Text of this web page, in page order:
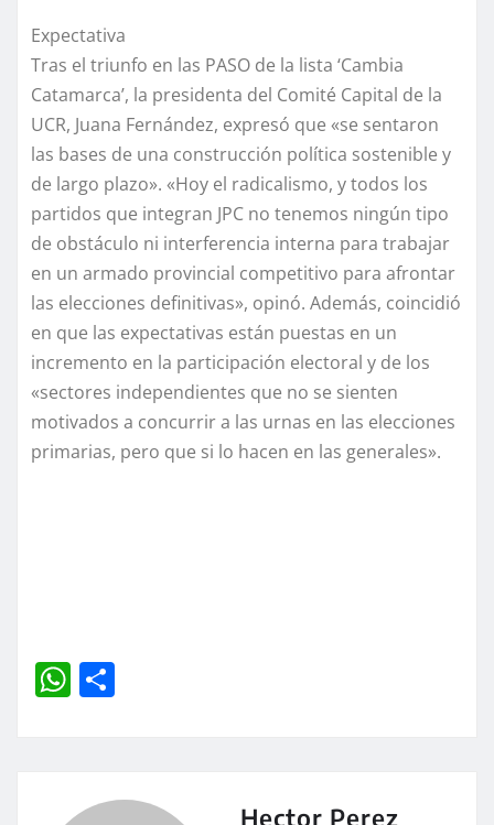
Expectativa
Tras el triunfo en las PASO de la lista ‘Cambia
Catamarca’, la presidenta del Comité Capital de la
UCR, Juana Fernández, expresó que «se sentaron
las bases de una construcción política sostenible y
de largo plazo». «Hoy el radicalismo, y todos los
partidos que integran JPC no tenemos ningún tipo
de obstáculo ni interferencia interna para trabajar
en un armado provincial competitivo para afrontar
las elecciones definitivas», opinó. Además, coincidió
en que las expectativas están puestas en un
incremento en la participación electoral y de los
«sectores independientes que no se sienten
motivados a concurrir a las urnas en las elecciones
primarias, pero que si lo hacen en las generales».
W
Hector Perez